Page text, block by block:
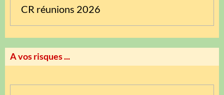
CR réunions 2026
A vos risques ...